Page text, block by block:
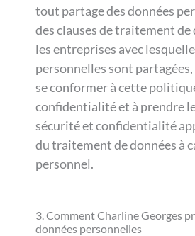
tout partage des données
des clauses de traitement de
les entreprises avec
personnelles sont
se conformer à cette
confidentialité et à prendre
sécurité et confidentialité
du traitement de données à
personnel.
3. Comment Charline Georges
données personnelles